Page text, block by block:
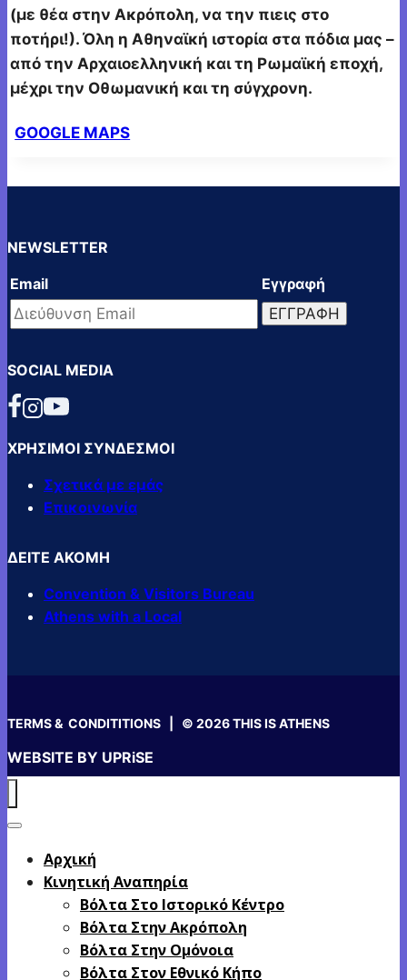
(με θέα στην Ακρόπολη, να την πιεις στο
ποτήρι!). Όλη η Αθηναϊκή ιστορία στα πόδια μας –
από την Αρχαιοελληνική και τη Ρωμαϊκή εποχή,
μέχρι την Οθωμανική και τη σύγχρονη.
GOOGLE MAPS
NEWSLETTER
Email Εγγραφή
SOCIAL MEDIA
ΧΡΗΣΙΜΟΙ ΣΥΝΔΕΣΜΟΙ
Σχετικά με εμάς
Επικοινωνία
ΔΕΙΤΕ ΑΚΟΜΗ
Convention & Visitors Bureau
Athens with a Local
TERMS & CONDITITIONS | © 2026 THIS IS ATHENS
WEBSITE BY UPRiSE
Αρχική
Κινητική Αναπηρία
Βόλτα Στο Ιστορικό Κέντρο
Βόλτα Στην Ακρόπολη
Βόλτα Στην Ομόνοια
Βόλτα Στον Εθνικό Κήπο